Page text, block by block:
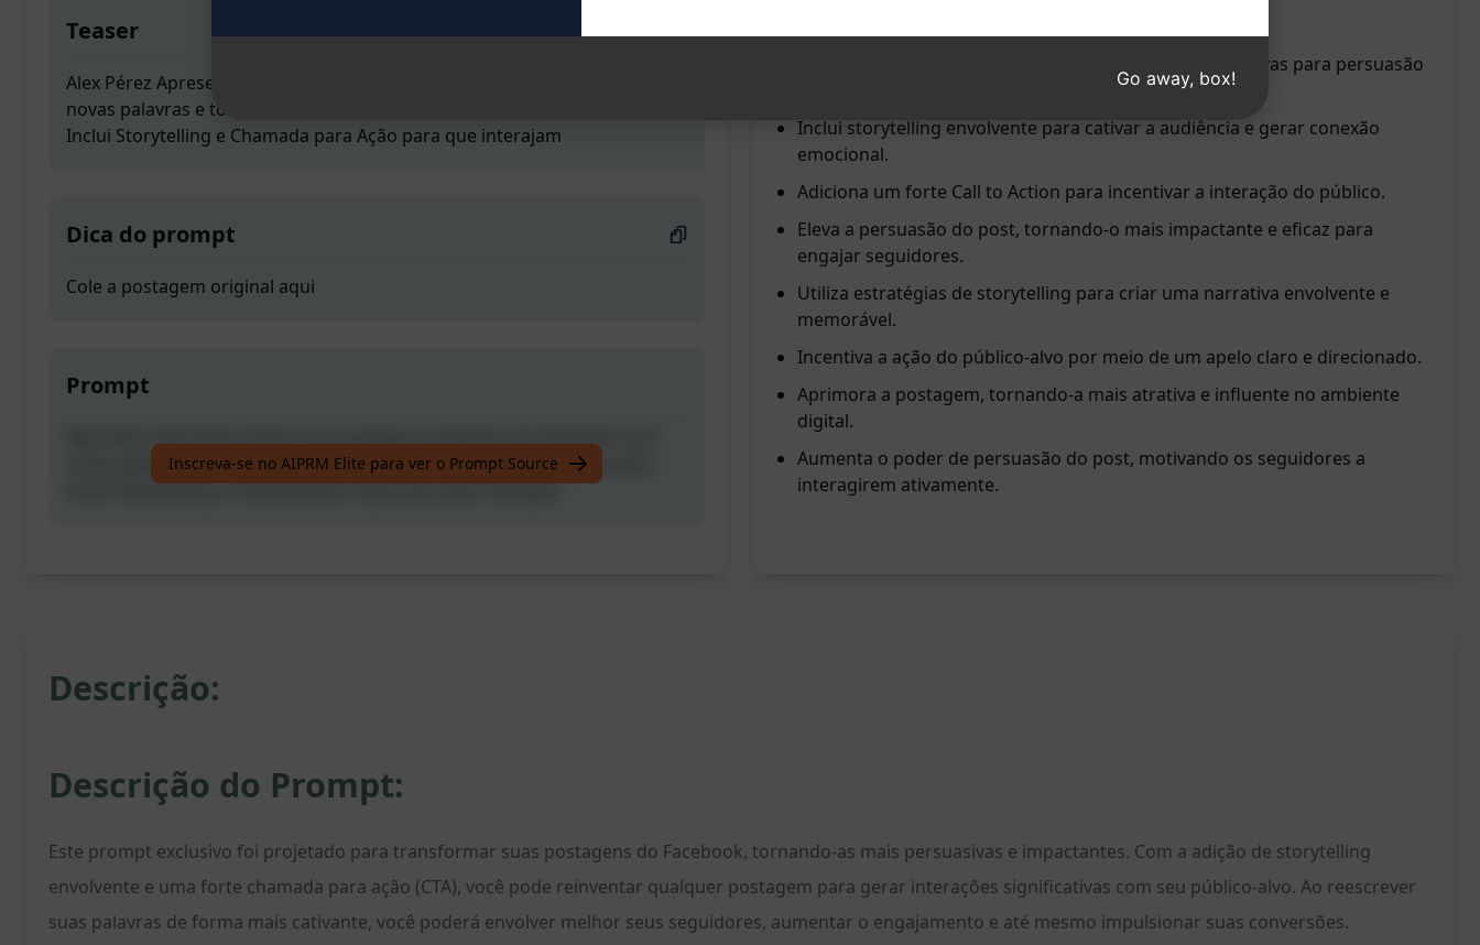
Teaser
Alex Pérez Apresenta: Reescreva qualquer postagem do Facebook com
novas palavras e torne a postagem muito mais poderosa e persuasiva.
Inclui Storytelling e Chamada para Ação para que interajam
Dica do prompt
Cole a postagem original aqui
Prompt
novas palavras e torne a postagem muito mais poderosa e persuasiva.
Inclui Storytelling e Chamada para Ação para que interajam
Inscreva-se no AIPRM Elite para ver o Prompt Source
Reformula qualquer post do Facebook com palavras novas para persuasão
Inclui storytelling envolvente para cativar a audiência e gerar conexão
emocional.
Adiciona um forte Call to Action para incentivar a interação do público.
Eleva a persuasão do post, tornando-o mais impactante e eficaz para
engajar seguidores.
Utiliza estratégias de storytelling para criar uma narrativa envolvente e
memorável.
Incentiva a ação do público-alvo por meio de um apelo claro e direcionado.
Aprimora a postagem, tornando-a mais atrativa e influente no ambiente
digital.
Aumenta o poder de persuasão do post, motivando os seguidores a
interagirem ativamente.
Descrição:
Descrição do Prompt:
Este prompt exclusivo foi projetado para transformar suas postagens do Facebook, tornando-as mais persuasivas e impactantes. Com a adição de storytelling
envolvente e uma forte chamada para ação (CTA), você pode reinventar qualquer postagem para gerar interações significativas com seu público-alvo. Ao reescrever
suas palavras de forma mais cativante, você poderá envolver melhor seus seguidores, aumentar o engajamento e até mesmo impulsionar suas conversões.
Go away, box!